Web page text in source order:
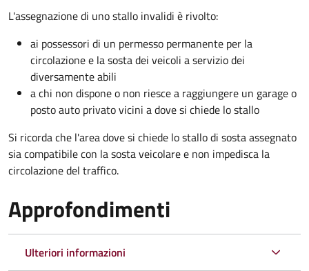
L'assegnazione di uno stallo invalidi è rivolto:
ai possessori di un permesso permanente per la
circolazione e la sosta dei veicoli a servizio dei
diversamente abili
a chi non dispone o non riesce a raggiungere un garage o
posto auto privato vicini a dove si chiede lo stallo
Si ricorda che l'area dove si chiede lo stallo di sosta assegnato
sia compatibile con la sosta veicolare e non impedisca la
circolazione del traffico.
Approfondimenti
Ulteriori informazioni